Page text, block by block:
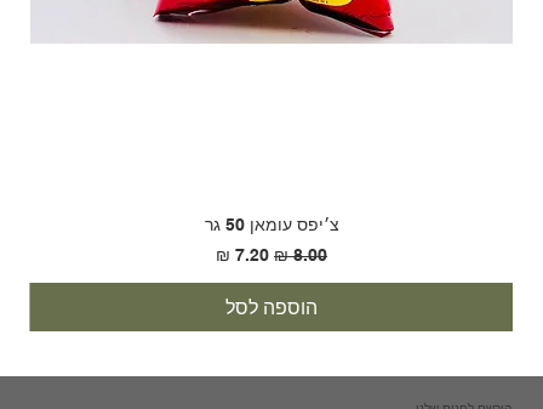
צ׳יפס עומאן 50 גר
מחיר רגילמחיר מבצע
הוספה לסל